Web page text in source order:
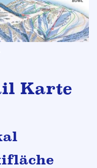
Karte